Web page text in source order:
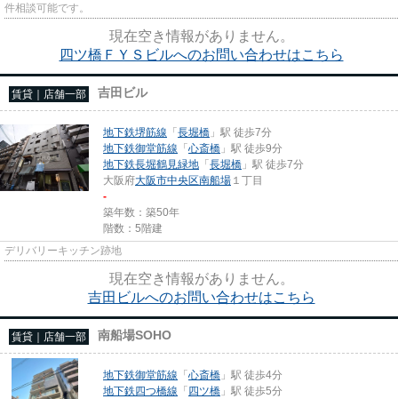
件相談可能です。
現在空き情報がありません。
四ツ橋ＦＹＳビルへのお問い合わせはこちら
賃貸｜店舗一部 吉田ビル
地下鉄堺筋線 「長堀橋 」駅 徒歩7分
地下鉄御堂筋線 「心斎橋 」駅 徒歩9分
地下鉄長堀鶴見緑地 「長堀橋 」駅 徒歩7分
大阪府大阪市中央区南船場 １丁目
-
築年数：築50年
階数：5階建
デリバリーキッチン跡地
現在空き情報がありません。
吉田ビルへのお問い合わせはこちら
賃貸｜店舗一部 南船場SOHO
地下鉄御堂筋線 「心斎橋 」駅 徒歩4分
地下鉄四つ橋線 「四ツ橋 」駅 徒歩5分